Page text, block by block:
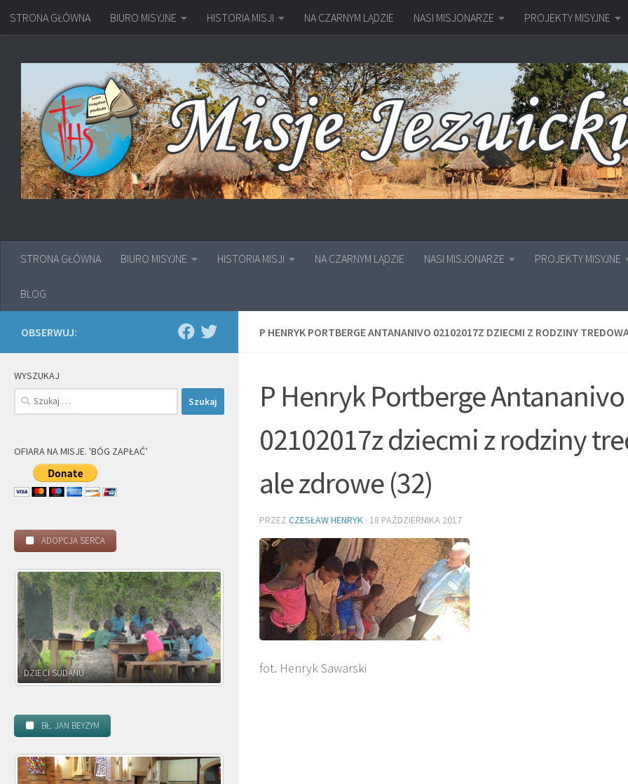
Przejdź do treści
STRONA GŁÓWNA BIURO MISYJNE HISTORIA MISJI NA CZARNYM LĄDZIE NASI MISJONARZE PROJEKTY MISYJNE
STRONA GŁÓWNA BIURO MISYJNE HISTORIA MISJI NA CZARNYM LĄDZIE NASI MISJONARZE PROJEKTY MISYJNE
BLOG
P HENRYK PORTBERGE ANTANANIVO 02102017Z DZIECMI Z RODZINY
P Henryk Portberge Antananivo
02102017z dziecmi z rodziny
ale zdrowe (32)
PRZEZ CZESŁAW HENRYK · 18 PAŹDZIERNIKA 2017
fot. Henryk Sawarski
OBSERWUJ:
WYSZUKAJ
Szukaj:
OFIARA NA MISJE. 'BÓG ZAPŁAĆ’
ADOPCJA SERCA
DZIECI ZAMBII
BŁ. JAN BEYZYM